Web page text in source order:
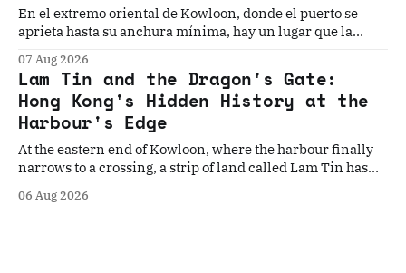
En el extremo oriental de Kowloon, donde el puerto se
aprieta hasta su anchura mínima, hay un lugar que la
todo cambia. Cinco historias. Un umbral. La geografía que
los convierte en inevitables.
07 Aug 2026
Lam Tin and the Dragon's Gate:
Hong Kong's Hidden History at the
Harbour's Edge
At the eastern end of Kowloon, where the harbour finally
narrows to a crossing, a strip of land called Lam Tin has
history books record. Five stories. One gateway. The
06 Aug 2026